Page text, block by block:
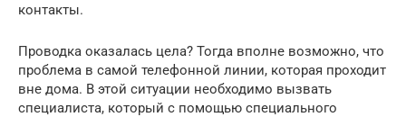
контакты.
Проводка оказалась цела? Тогда вполне возможно, что
проблема в самой телефонной линии, которая проходит
вне дома. В этой ситуации необходимо вызвать
специалиста, который с помощью специального